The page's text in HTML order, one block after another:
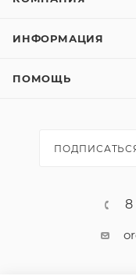
ИНФОРМАЦИЯ
ПОМОЩЬ
8